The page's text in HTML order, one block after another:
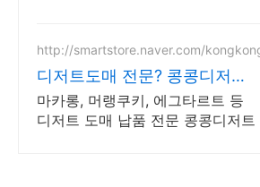
http://smartstore.naver.com/
디저트도매 전문? 콩콩디저트
대량 주문 및 도매 납품
마카롱, 머랭쿠키, 에그타르트 등
디저트 도매 납품 전문 콩콩디저트